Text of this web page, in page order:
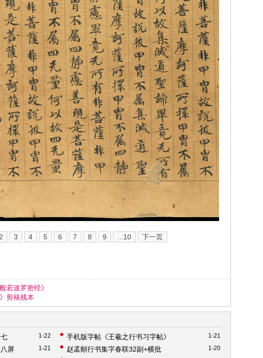
2 3 4 5 6 7 8 9 ...10 下一页
若波罗密经》
剪裱残本
1-22 1-21
手机版字帖《王羲之行书习字帖》
1-21
屏 1-20
赵孟頫行书集字春联32副+横批